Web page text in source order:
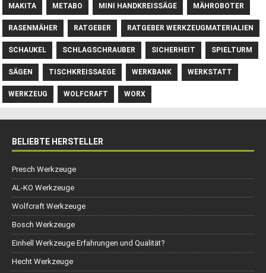
MAKITA METABO MINI HANDKREISSÄGE MÄHROBOTER
RASENMÄHER RATGEBER RATGEBER WERKZEUGMATERIALIEN
SCHAUKEL SCHLAGSCHRAUBER SICHERHEIT SPIELTURM
SÄGEN TISCHKREISSAEGE WERKBANK WERKSTATT
WERKZEUG WOLFCRAFT WORX
BELIEBTE HERSTELLER
Presch Werkzeuge
AL-KO Werkzeuge
Wolfcraft Werkzeuge
Bosch Werkzeuge
Einhell Werkzeuge Erfahrungen und Qualität?
Hecht Werkzeuge